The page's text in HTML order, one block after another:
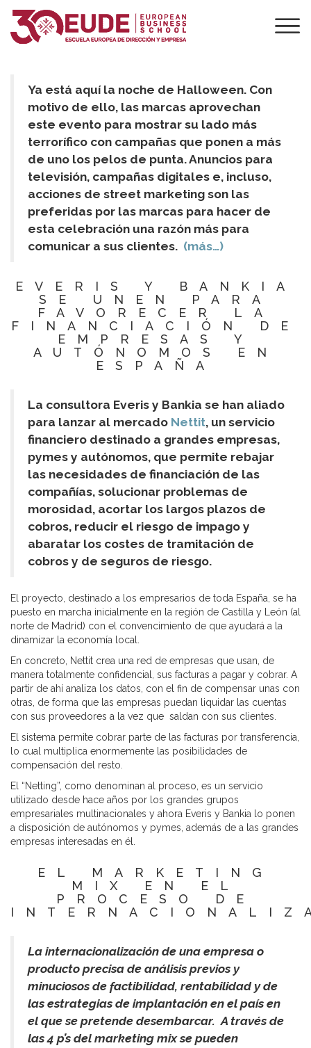
LAS MEJORES
CAMPAÑAS DE
Ya está aquí la noche de Halloween. Con
motivo de ello, las marcas aprovechan
este evento para mostrar su lado más
terrorífico con campañas que ponen a más
de uno los pelos de punta. Anuncios para
televisión, campañas digitales e, incluso,
acciones de street marketing son las
preferidas por las marcas para hacer de
esta celebración una razón más para
comunicar a sus clientes. (más…)
EVERIS Y BANKIA
SE UNEN PARA
FAVORECER LA
FINANCIACIÓN DE
EMPRESAS Y
AUTÓNOMOS EN
ESPAÑA
La consultora Everis y Bankia se han aliado
para lanzar al mercado Nettit, un servicio
financiero destinado a grandes empresas,
pymes y autónomos, que permite rebajar
las necesidades de financiación de las
compañías, solucionar problemas de
morosidad, acortar los largos plazos de
cobros, reducir el riesgo de impago y
abaratar los costes de tramitación de
cobros y de seguros de riesgo.
El proyecto, destinado a los empresarios de toda España, se ha
puesto en marcha inicialmente en la región de Castilla y León (al
norte de Madrid) con el convencimiento de que ayudará a la
dinamizar la economía local.
En concreto, Nettit crea una red de empresas que usan, de
manera totalmente confidencial, sus facturas a pagar y cobrar. A
partir de ahí analiza los datos, con el fin de compensar unas con
otras, de forma que las empresas puedan liquidar las cuentas
con sus proveedores a la vez que saldan con sus clientes.
El sistema permite cobrar parte de las facturas por transferencia,
lo cual multiplica enormemente las posibilidades de
compensación del resto.
El “Netting”, como denominan al proceso, es un servicio
utilizado desde hace años por los grandes grupos
empresariales multinacionales y ahora Everis y Bankia lo ponen
a disposición de autónomos y pymes, además de a las grandes
empresas interesadas en él.
EL MARKETING
MIX EN EL
PROCESO DE
La internacionalización de una empresa o
producto precisa de análisis previos y
minuciosos de factibilidad, rentabilidad y de
las estrategias de implantación en el país en
el que se pretende desembarcar. A través de
las 4 p’s del marketing mix se pueden